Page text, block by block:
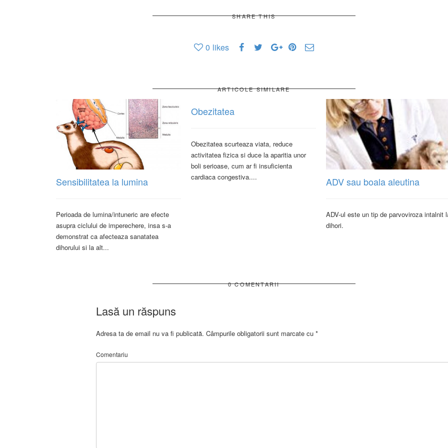
SHARE THIS
0 likes
ARTICOLE SIMILARE
Sensibilitatea la lumina
Perioada de lumina/intuneric are efecte
asupra ciclului de imperechere, insa s-a
demonstrat ca afecteaza sanatatea
dihorului si la alt...
Obezitatea
Obezitatea scurteaza viata, reduce
activitatea fizica si duce la aparitia unor
boli serioase, cum ar fi insuficienta
cardiaca congestiva....
ADV sau boala aleutina
ADV-ul este un tip de parvoviroza intalnit
dihori.
0 COMENTARII
Lasă un răspuns
Adresa ta de email nu va fi publicată. Câmpurile obligatorii sunt marcate cu *
Comentariu